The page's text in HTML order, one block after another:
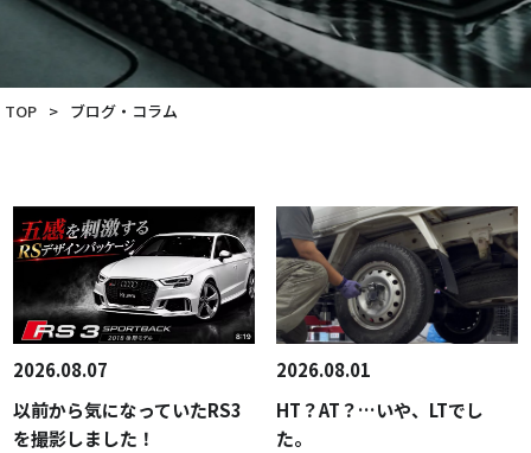
TOP > ブログ・コラム
2026.08.07
以前から気になっていたRS3
を撮影しました！
2026.08.01
HT？AT？…いや、LTでし
た。